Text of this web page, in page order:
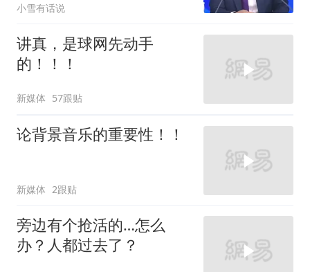
懂了吗
小雪有话说
讲真，是球网先动手
的！！！
新媒体 57跟贴
论背景音乐的重要性！！
新媒体 2跟贴
旁边有个抢活的…怎么
办？人都过去了？